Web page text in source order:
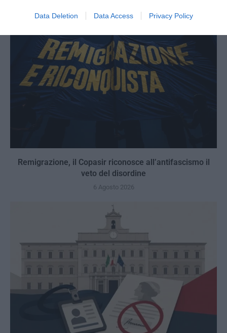
Data Deletion Data Access Privacy Policy
Remigrazione, il Copasir riconosce all’antifascismo il
veto del disordine
6 Agosto 2026